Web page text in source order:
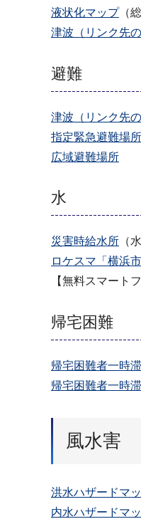
液状化マップ（
津波（リンク先
避難
津波（リンク先
指定緊急避難場
広域避難場所
水
災害時給水所 （
ロケスマ「横浜
【無料スマート
帰宅困難
帰宅困難者一時
帰宅困難者一時
風水害
洪水ハザードマ
内水ハザードマ